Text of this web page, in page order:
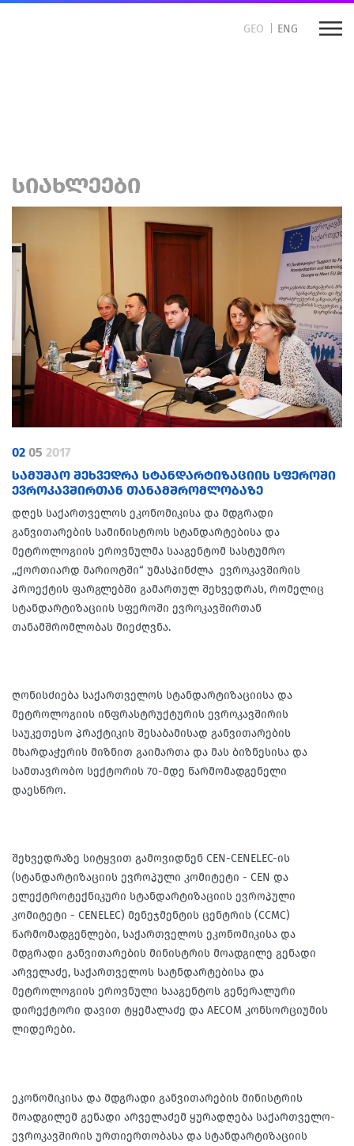
GEO ENG
ᲡᲘᲐᲮᲚᲔᲔᲑᲘ
02 05 2017
ᲡᲐᲛᲣᲨᲐᲝ ᲨᲔᲮᲕᲔᲓᲠᲐ ᲡᲢᲐᲜᲓᲐᲠᲢᲘᲖᲐᲪᲘᲘᲡ ᲡᲤᲔᲠᲝᲨᲘ
ᲔᲕᲠᲝᲙᲐᲕᲨᲘᲠᲗᲐᲜ ᲗᲐᲜᲐᲛᲨᲠᲝᲛᲚᲝᲑᲐᲖᲔ
დღეს საქართველოს ეკონომიკისა და მდგრადი
განვითარების სამინისტროს სტანდარტებისა და
მეტროლოგიის ეროვნულმა სააგენტომ სასტუმრო
,,ქორთიარდ მარიოტში“ უმასპინძლა ევროკავშირის
პროექტის ფარგლებში გამართულ შეხვედრას, რომელიც
სტანდარტიზაციის სფეროში ევროკავშირთან
თანამშრომლობას მიეძღვნა.
ღონისძიება საქართველოს სტანდარტიზაციისა და
მეტროლოგიის ინფრასტრუქტურის ევროკავშირის
საუკეთესო პრაქტიკის შესაბამისად განვითარების
მხარდაჭერის მიზნით გაიმართა და მას ბიზნესისა და
სამთავრობო სექტორის 70-მდე წარმომადგენელი
დაესწრო.
შეხვედრაზე სიტყვით გამოვიდნენ CEN-CENELEC-ის
(სტანდარტიზაციის ევროპული კომიტეტი - CEN და
ელექტროტექნიკური სტანდარტიზაციის ევროპული
კომიტეტი - CENELEC) მენეჯმენტის ცენტრის (CCMC)
წარმომადგენლები, საქართველოს ეკონომიკისა და
მდგრადი განვითარების მინისტრის მოადგილე გენადი
არველაძე, საქართველოს სატნდარტებისა და
მეტროლოგიის ეროვნული სააგენტოს გენერალური
დირექტორი დავით ტყემალაძე და AECOM კონსორციუმის
ლიდერები.
ეკონომიკისა და მდგრადი განვითარების მინისტრის
მოადგილემ გენადი არველაძემ ყურადღება საქართველო-
ევროკავშირის ურთიერთობასა და სტანდარტიზაციის